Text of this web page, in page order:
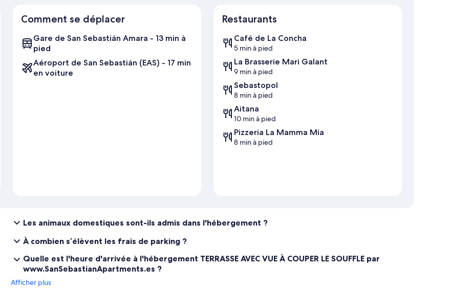
Comment se déplacer
Gare de San Sebastián Amara - 13 min à
pied
Aéroport de San Sebastián (EAS) - 17 min
en voiture
Restaurants
Café de La Concha
5 min à pied
La Brasserie Mari Galant
9 min à pied
Sebastopol
8 min à pied
Aitana
10 min à pied
Pizzeria La Mamma Mia
8 min à pied
Les animaux domestiques sont-ils admis dans l'hébergement ?
À combien s’élèvent les frais de parking ?
Quelle est l'heure d'arrivée à l'hébergement TERRASSE AVEC VUE À COUPER LE SOUFFLE par
www.SanSebastianApartments.es ?
Afficher plus